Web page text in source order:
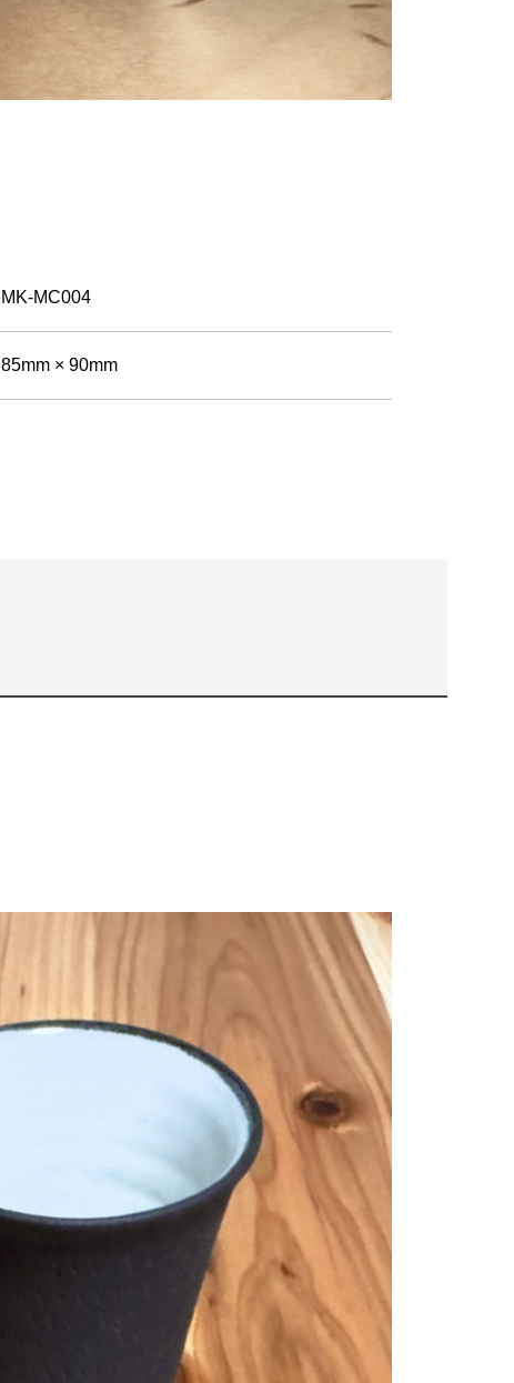
MK-MC004
85mm × 90mm